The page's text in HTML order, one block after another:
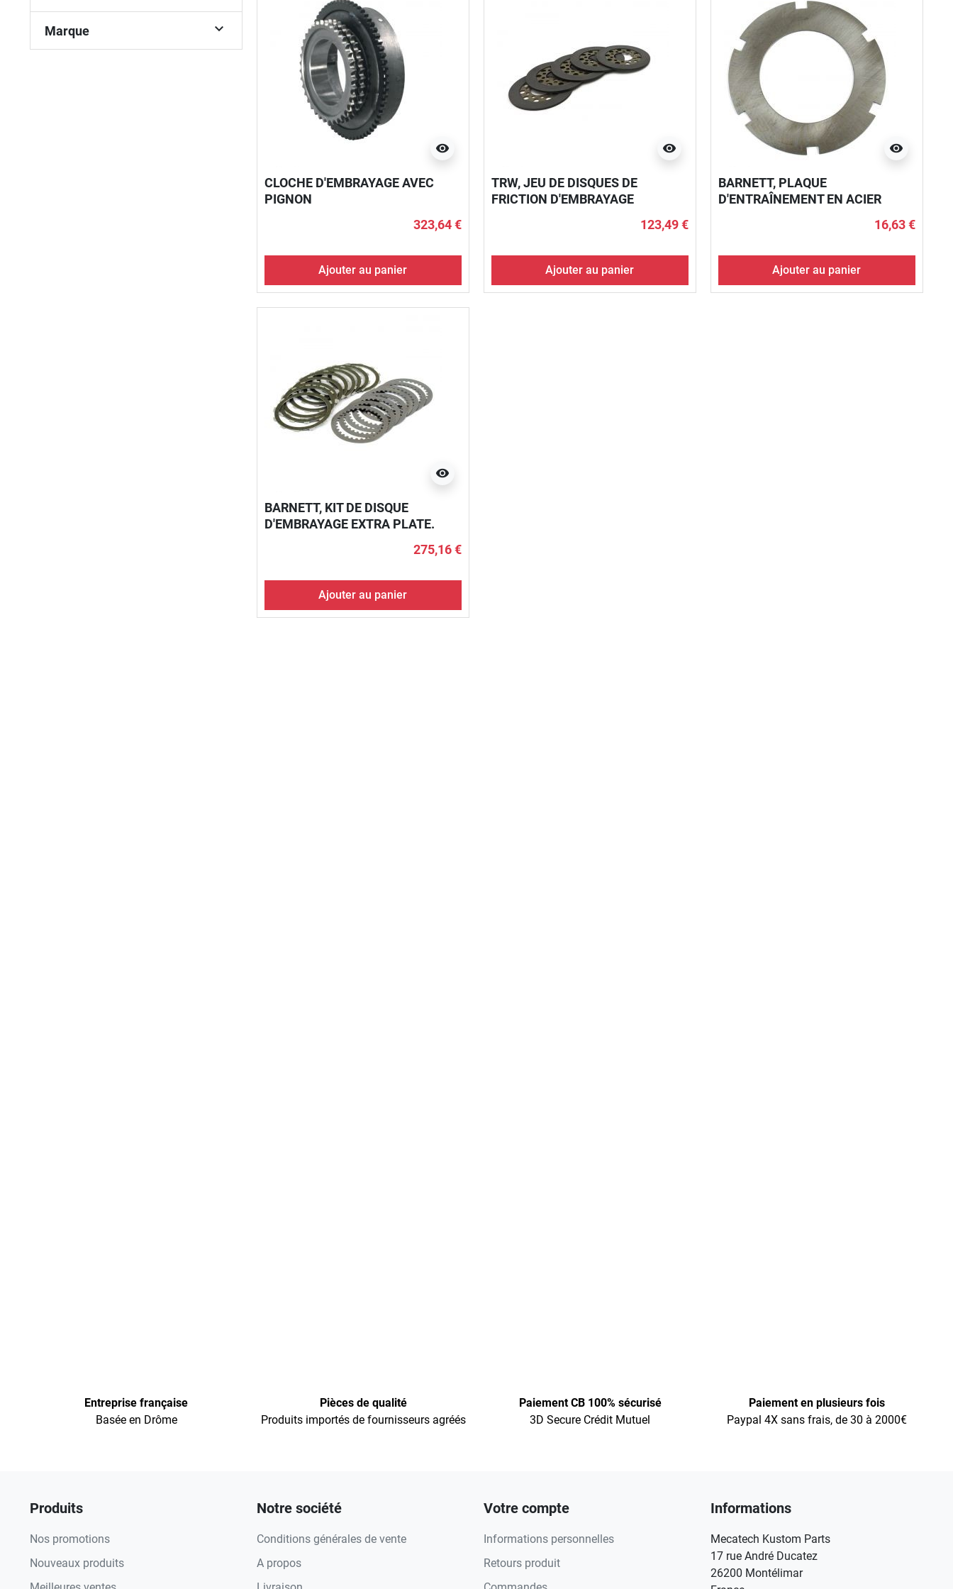
Marque 
visibility
CLOCHE D'EMBRAYAGE AVEC
PIGNON
323,64 €
Ajouter au panier
visibility
TRW, JEU DE DISQUES DE
FRICTION D'EMBRAYAGE
123,49 €
Ajouter au panier
visibility
BARNETT, PLAQUE
D'ENTRAÎNEMENT EN ACIER
16,63 €
Ajouter au panier
visibility
BARNETT, KIT DE DISQUE
D'EMBRAYAGE EXTRA PLATE.
275,16 €
Ajouter au panier
Entreprise française
Basée en Drôme
Pièces de qualité
Produits importés de fournisseurs agréés
Paiement CB 100% sécurisé
3D Secure Crédit Mutuel
Paiement en plusieurs fois
Paypal 4X sans frais, de 30 à 2000€
Produits
Nos promotions
Nouveaux produits
Notre société
Conditions générales de vente
A propos
Votre compte
Informations personnelles
Retours produit
Informations
Mecatech Kustom Parts
17 rue André Ducatez
26200 Montélimar